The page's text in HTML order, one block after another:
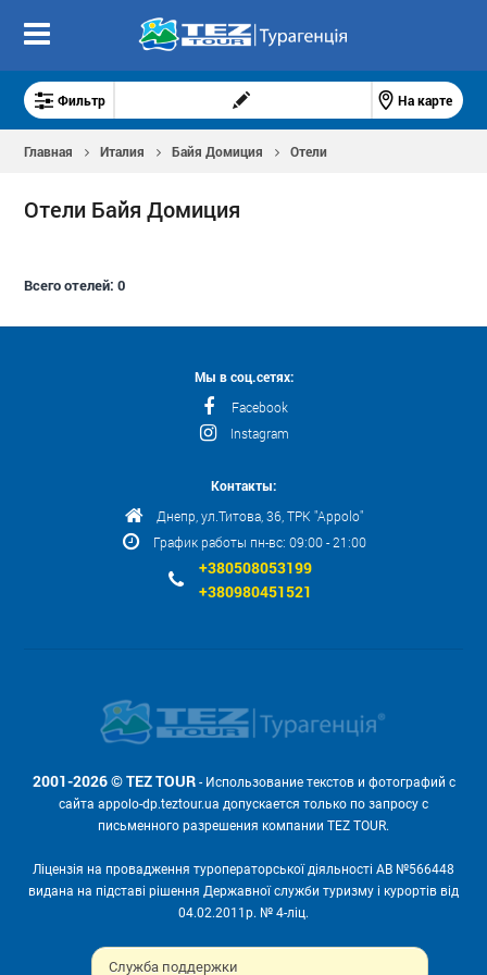
Фильтр На карте
Главная Италия Байя Домиция Отели
Отели Байя Домиция
Всего отелей:0
Служба поддержки
Мы в соц.сетях:
Facebook
Instagram
Контакты:
Днепр, ул.Титова, 36, ТРК "Appolo"
График работы пн-вс: 09:00 - 21:00
+380508053199
+380980451521
2001-2026 © TEZ TOUR- Использование текстов и фотографий с
сайта appolo-dp.teztour.ua допускается только по запросу с
письменного разрешения компании TEZ TOUR.
Ліцензія на провадження туроператорської діяльності АВ №566448
видана на підставі рішення Державної служби туризму і курортів від
04.02.2011р. № 4-ліц.
Мы принимаем: